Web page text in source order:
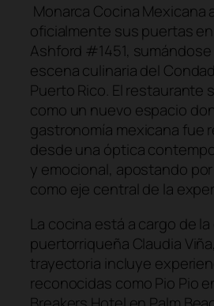
Monarca Cocina Mexicana
oficialmente sus puertas
Ashford #1451,
escena culinaria del
Puerto Rico. El restaurante
como un nuevo espacio
gastronomía mexicana fue
desde una óptica
y emocional, apostando
como eje central de la
La cocina está a cargo de
puertorriqueña Claudia
trayectoria incluye
reconocidas como Pio Pio